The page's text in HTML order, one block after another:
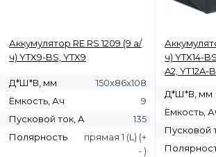
Аккумулятор RE RS 1209 (9 а/
ч) YTX9-BS, YTX9
Д*Ш*В, мм
150x86x108
Ёмкость, Ач
9
Пусковой ток, A
135
Полярность
прямая 1 (L) (+
- )
ч) YTX14-
A2, YT12A-
Д*Ш*В, мм
Ёмкость,
Пусковой